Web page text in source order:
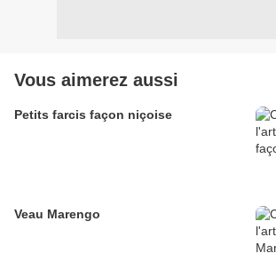
Vous aimerez aussi
Petits farcis façon niçoise
Veau Marengo